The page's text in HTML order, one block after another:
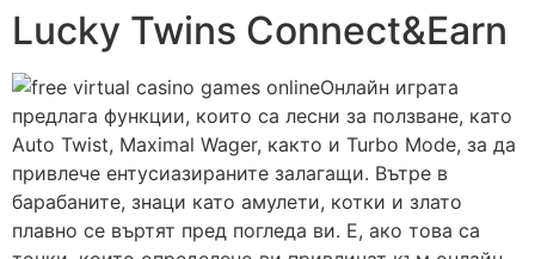
Lucky Twins Connect&Earn
Онлайн играта
предлага функции, които са лесни за ползване, като
Auto Twist, Maximal Wager, както и Turbo Mode, за да
привлече ентусиазираните залагащи. Вътре в
барабаните, знаци като амулети, котки и злато
плавно се въртят пред погледа ви. Е, ако това са